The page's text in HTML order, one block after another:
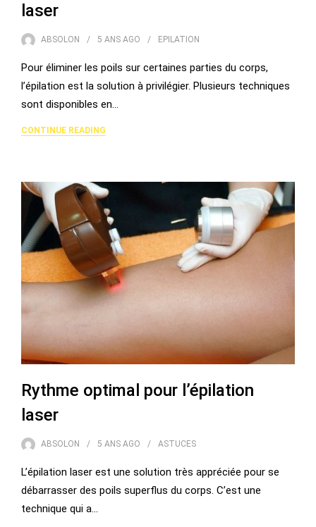
laser
ABSOLON 5 ANS AGO EPILATION
Pour éliminer les poils sur certaines parties du corps,
l’épilation est la solution à privilégier. Plusieurs techniques
sont disponibles en…
CONTINUE READING
Rythme optimal pour l’épilation
laser
ABSOLON 5 ANS AGO ASTUCES
L’épilation laser est une solution très appréciée pour se
débarrasser des poils superflus du corps. C’est une
technique qui a…